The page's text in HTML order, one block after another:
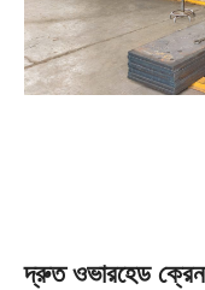
দ্রুত ওভারহেড